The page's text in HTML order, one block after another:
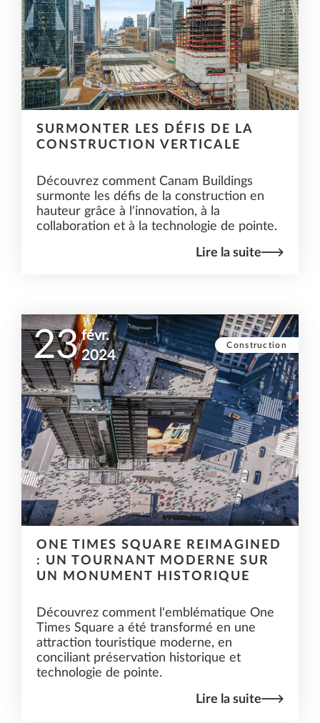
SURMONTER LES DÉFIS DE LA
CONSTRUCTION VERTICALE
Découvrez comment Canam Buildings
surmonte les défis de la construction en
hauteur grâce à l'innovation, à la
collaboration et à la technologie de pointe.
Lire la suite
23 févr.
2024
Construction
ONE TIMES SQUARE REIMAGINED
: UN TOURNANT MODERNE SUR
UN MONUMENT HISTORIQUE
Découvrez comment l'emblématique One
Times Square a été transformé en une
attraction touristique moderne, en
conciliant préservation historique et
technologie de pointe.
Lire la suite